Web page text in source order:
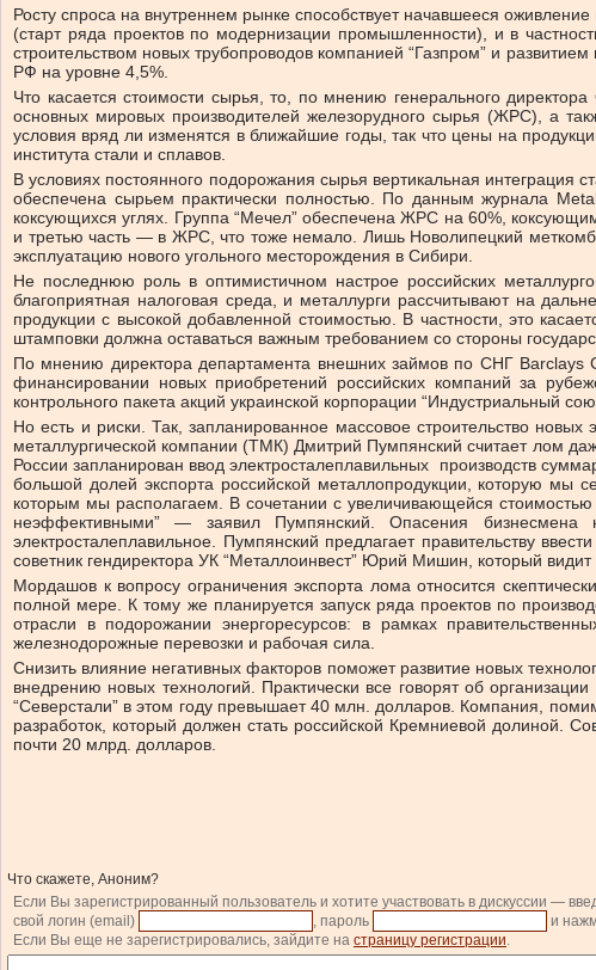
Росту спроса на внутреннем рынке способствует начавшееся
(старт ряда проектов по модернизации промышленности), и в
строительством новых трубопроводов компанией “Газпром” и
РФ на уровне 4,5%.
Что касается стоимости сырья, то, по мнению генерального
основных мировых производителей железорудного сырья (ЖРС), а
условия вряд ли изменятся в ближайшие годы, так что цены на
института стали и сплавов.
В условиях постоянного подорожания сырья вертикальная
обеспечена сырьем практически полностью. По данным журнала
коксующихся углях. Группа “Мечел” обеспечена ЖРС на 60%,
и третью часть — в ЖРС, что тоже немало. Лишь Новолипецкий
эксплуатацию нового угольного месторождения в Сибири.
Не последнюю роль в оптимистичном настрое российских
благоприятная налоговая среда, и металлурги рассчитывают на
продукции с высокой добавленной стоимостью. В частности, это
штамповки должна оставаться важным требованием со стороны
По мнению директора департамента внешних займов по СНГ Barclays
финансировании новых приобретений российских компаний за
контрольного пакета акций украинской корпорации “Индустриальный
Но есть и риски. Так, запланированное массовое строительство
металлургической компании (ТМК) Дмитрий Пумпянский считает лом
России запланирован ввод электросталеплавильных производств
большой долей экспорта российской металлопродукции, которую мы
которым мы располагаем. В сочетании с увеличивающейся стоимостью
неэффективными” — заявил Пумпянский. Опасения
электросталеплавильное. Пумпянский предлагает правительству
советник гендиректора УК “Металлоинвест” Юрий Мишин, который
Мордашов к вопросу ограничения экспорта лома относится
полной мере. К тому же планируется запуск ряда проектов по
отрасли в подорожании энергоресурсов: в рамках
железнодорожные перевозки и рабочая сила.
Снизить влияние негативных факторов поможет развитие новых
внедрению новых технологий. Практически все говорят об
“Северстали” в этом году превышает 40 млн. долларов. Компания,
разработок, который должен стать российской Кремниевой долиной.
почти 20 млрд. долларов.
Что скажете, Аноним?
Если Вы зарегистрированный пользователь и хотите участвовать в дискуссии —
свой логин (email)
, пароль и
Если Вы еще не зарегистрировались, зайдите на страницу регистрации